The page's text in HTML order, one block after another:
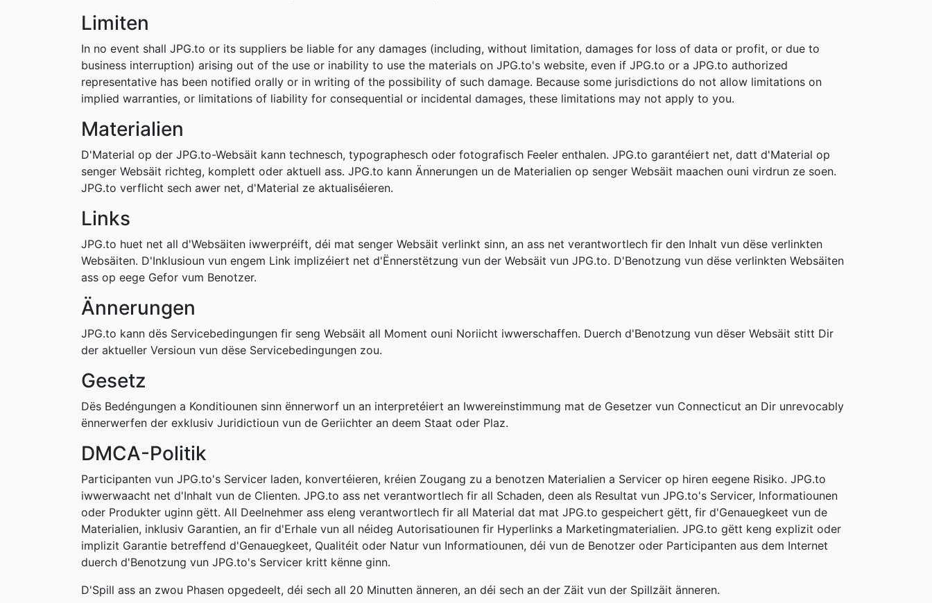
Limiten
In no event shall JPG.to or its suppliers be liable for any damages (including, without limitation, damages for loss of data or profit, or due to
business interruption) arising out of the use or inability to use the materials on JPG.to's website, even if JPG.to or a JPG.to authorized
representative has been notified orally or in writing of the possibility of such damage. Because some jurisdictions do not allow limitations on
implied warranties, or limitations of liability for consequential or incidental damages, these limitations may not apply to you.
Materialien
D'Material op der JPG.to-Websäit kann technesch, typographesch oder fotografisch Feeler enthalen. JPG.to garantéiert net, datt d'Material op
senger Websäit richteg, komplett oder aktuell ass. JPG.to kann Ännerungen un de Materialien op senger Websäit maachen ouni virdrun ze soen.
JPG.to verflicht sech awer net, d'Material ze aktualiséieren.
Links
JPG.to huet net all d'Websäiten iwwerpréift, déi mat senger Websäit verlinkt sinn, an ass net verantwortlech fir den Inhalt vun dëse verlinkten
Websäiten. D'Inklusioun vun engem Link implizéiert net d'Ënnerstëtzung vun der Websäit vun JPG.to. D'Benotzung vun dëse verlinkten Websäiten
ass op eege Gefor vum Benotzer.
Ännerungen
JPG.to kann dës Servicebedingungen fir seng Websäit all Moment ouni Noriicht iwwerschaffen. Duerch d'Benotzung vun dëser Websäit stitt Dir
der aktueller Versioun vun dëse Servicebedingungen zou.
Gesetz
Dës Bedéngungen a Konditiounen sinn ënnerworf un an interpretéiert an Iwwereinstimmung mat de Gesetzer vun Connecticut an Dir unrevocably
ënnerwerfen der exklusiv Juridictioun vun de Geriichter an deem Staat oder Plaz.
DMCA-Politik
Participanten vun JPG.to's Servicer laden, konvertéieren, kréien Zougang zu a benotzen Materialien a Servicer op hiren eegene Risiko. JPG.to
iwwerwaacht net d'Inhalt vun de Clienten. JPG.to ass net verantwortlech fir all Schaden, deen als Resultat vun JPG.to's Servicer, Informatiounen
oder Produkter uginn gëtt. All Deelnehmer ass eleng verantwortlech fir all Material dat mat JPG.to gespeichert gëtt, fir d'Genauegkeet vun de
Materialien, inklusiv Garantien, an fir d'Erhale vun all néideg Autorisatiounen fir Hyperlinks a Marketingmaterialien. JPG.to gëtt keng explizit oder
implizit Garantie betreffend d'Genauegkeet, Qualitéit oder Natur vun Informatiounen, déi vun de Benotzer oder Participanten aus dem Internet
duerch d'Benotzung vun JPG.to's Servicer kritt kënne ginn.
D'Spill ass an zwou Phasen opgedeelt, déi sech all 20 Minutten änneren, an déi sech an der Zäit vun der Spillzäit änneren.